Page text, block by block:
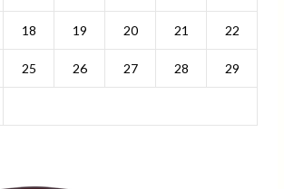
18 19 20 21 22
25 26 27 28 29